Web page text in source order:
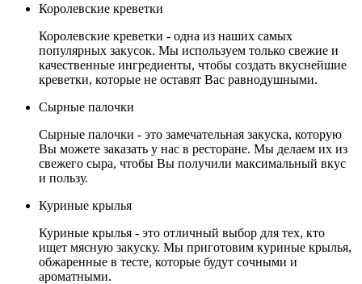
Королевские креветки
Королевские креветки - одна из наших самых
популярных закусок. Мы используем только свежие и
качественные ингредиенты, чтобы создать вкуснейшие
креветки, которые не оставят Вас равнодушными.
Сырные палочки
Сырные палочки - это замечательная закуска, которую
Вы можете заказать у нас в ресторане. Мы делаем их из
свежего сыра, чтобы Вы получили максимальный вкус
и пользу.
Куриные крылья
Куриные крылья - это отличный выбор для тех, кто
ищет мясную закуску. Мы приготовим куриные крылья,
обжаренные в тесте, которые будут сочными и
ароматными.